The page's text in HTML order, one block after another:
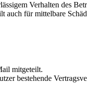
Verhalten des
für mittelbare
mitgeteilt.
bestehende